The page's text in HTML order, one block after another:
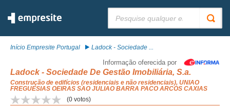
Início Empresite Portugal Ladock - Sociedade ...
Informação oferecida por
Ladock - Sociedade De Gestão Imobiliária, S.a.
Construção de edifícios (residenciais e não residenciais), UNIAO
FREGUESIAS OEIRAS SAO JULIAO BARRA PACO ARCOS CAXIAS
(0 votos)